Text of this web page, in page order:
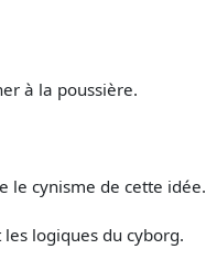
à la poussière.
le cynisme de cette idée.
logiques du cyborg.